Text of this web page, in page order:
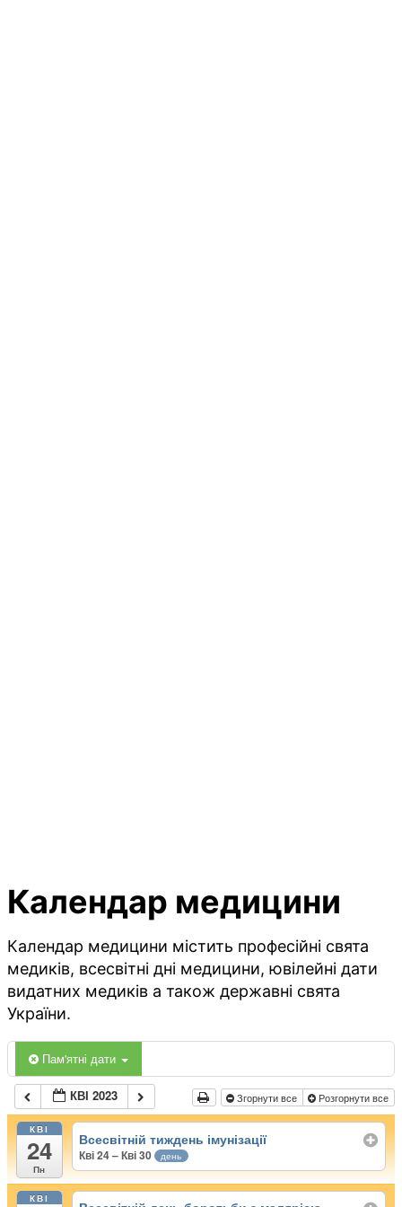
Календар медицини
Календар медицини містить професійні свята
медиків, всесвітні дні медицини, ювілейні дати
видатних медиків а також державні свята
України.
Пам'ятні дати
КВІ 2023 Згорнути все Розгорнути все
КВІ
24
Пн
Всесвітній тиждень імунізації
Кві 24 – Кві 30 день
КВІ